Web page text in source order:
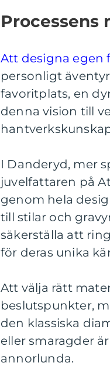
Processens
Att designa egen
personligt
favoritplats, en
denna vision till
I Danderyd, mer
juvelfattaren på
genom hela
till stilar och
säkerställa att
för deras unika
Att välja rätt
beslutspunkter,
den klassiska
eller smaragder
annorlunda.